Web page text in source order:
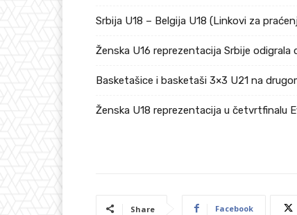
Srbija U18 – Belgija U18 (Linkovi za
Ženska U16 reprezentacija Srbije
Basketašice i basketaši 3×3 U21 na
Ženska U18 reprezentacija u četvrtfinalu
Share Facebook